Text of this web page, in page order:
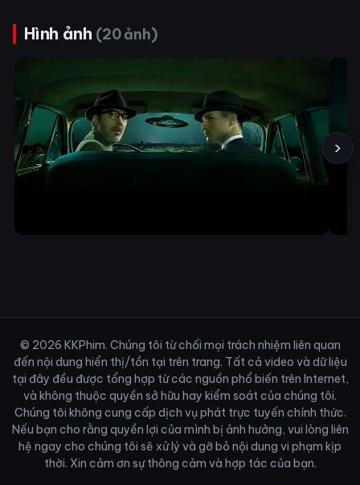
Hình ảnh (20 ảnh)
›
© 2026 KKPhim. Chúng tôi từ chối mọi trách nhiệm liên quan
đến nội dung hiển thị/tồn tại trên trang. Tất cả video và dữ liệu
tại đây đều được tổng hợp từ các nguồn phổ biến trên Internet,
và không thuộc quyền sở hữu hay kiểm soát của chúng tôi.
Chúng tôi không cung cấp dịch vụ phát trực tuyến chính thức.
Nếu bạn cho rằng quyền lợi của mình bị ảnh hưởng, vui lòng liên
hệ ngay cho chúng tôi sẽ xử lý và gỡ bỏ nội dung vi phạm kịp
thời. Xin cảm ơn sự thông cảm và hợp tác của bạn.